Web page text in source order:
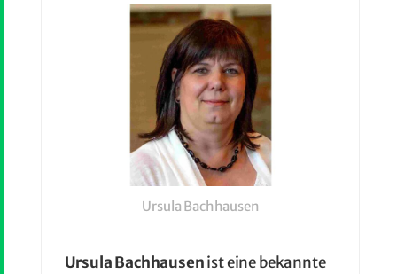
Ursula Bachhausen
Ursula Bachhausenist eine bekannte